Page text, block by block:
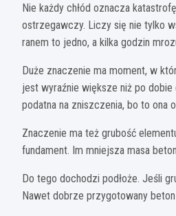
Nie każdy chłód oznacza
ostrzegawczy. Liczy się nie tylko
ranem to jedno, a kilka godzin
Duże znaczenie ma moment, w
jest wyraźnie większe niż po
podatna na zniszczenia, bo to ona
Znaczenie ma też grubość
fundament. Im mniejsza masa
Do tego dochodzi podłoże. Jeśli
Nawet dobrze przygotowany